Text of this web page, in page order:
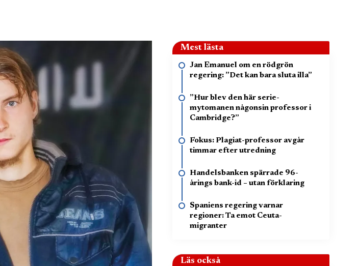
Mest lästa
Jan Emanuel om en rödgrön
regering: ”Det kan bara sluta illa”
”Hur blev den här serie-
mytomanen någonsin professor i
Cambridge?”
Fokus: Plagiat-professor avgår
timmar efter utredning
Handelsbanken spärrade 96-
årings bank-id – utan förklaring
Spaniens regering varnar
regioner: Ta emot Ceuta-
migranter
Läs också